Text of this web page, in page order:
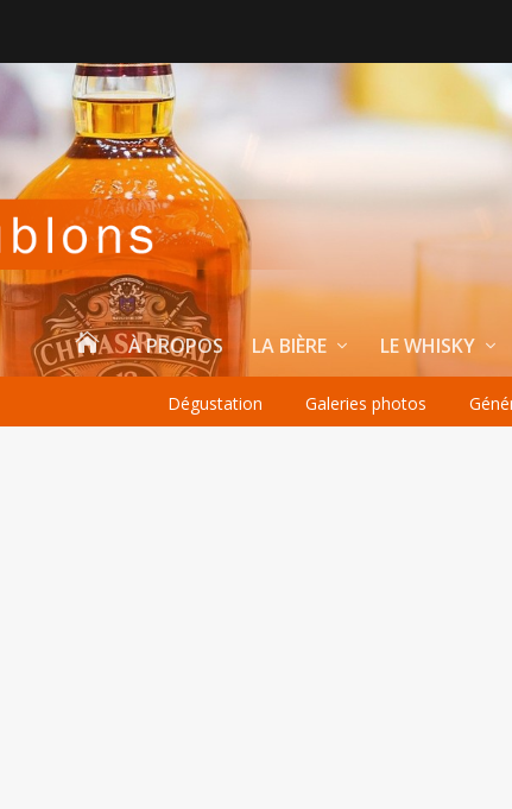
 À PROPOS LA BIÈRE LE WHISKY
Dégustation Galeries photos